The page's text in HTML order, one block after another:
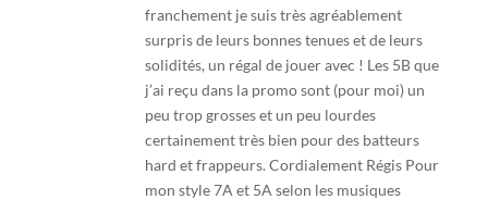
franchement je suis très agréablement
surpris de leurs bonnes tenues et de leurs
solidités, un régal de jouer avec ! Les 5B que
j’ai reçu dans la promo sont (pour moi) un
peu trop grosses et un peu lourdes
certainement très bien pour des batteurs
hard et frappeurs. Cordialement Régis Pour
mon style 7A et 5A selon les musiques